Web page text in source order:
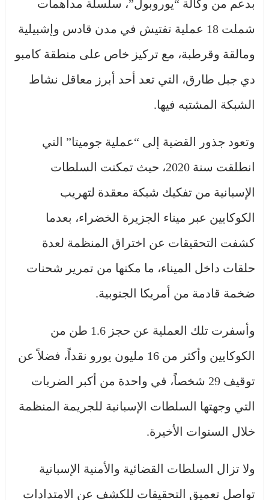
بدعم من وكالة “يوروبول”، سلسلة مداهمات
شملت 18 عملية تفتيش في مدن قادس وإشبيلية
ومالقة وقرطبة، مع تركيز خاص على منطقة كامبو
دي جبل طارق، التي تعد أحد أبرز معاقل نشاط
الشبكة المشتبه فيها.
وتعود جذور القضية إلى “عملية جوميتا” التي
انطلقت سنة 2020، حيث تمكنت السلطات
الإسبانية من تفكيك شبكة معقدة لتهريب
الكوكايين عبر ميناء الجزيرة الخضراء، بعدما
كشفت التحقيقات عن اختراق المنظمة لعدة
حلقات داخل الميناء، ما مكنها من تمرير شحنات
ضخمة قادمة من أمريكا الجنوبية.
وأسفرت تلك العملية عن حجز 1.6 طن من
الكوكايين وأكثر من 16 مليون يورو نقداً، فضلاً عن
توقيف 29 شخصاً، في واحدة من أكبر الضربات
التي وجهتها السلطات الإسبانية للجريمة المنظمة
خلال السنوات الأخيرة.
ولا تزال السلطات القضائية والأمنية الإسبانية
تواصل تعميق التحقيقات للكشف عن الامتدادات